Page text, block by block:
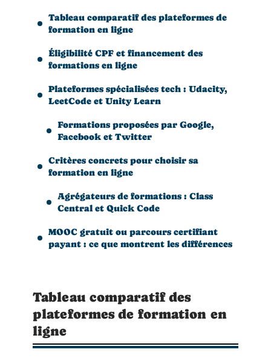
Tableau comparatif des plateformes de
formation en ligne
Éligibilité CPF et financement des
formations en ligne
Plateformes spécialisées tech : Udacity,
LeetCode et Unity Learn
Formations proposées par Google,
Facebook et Twitter
Critères concrets pour choisir sa
formation en ligne
Agrégateurs de formations : Class
Central et Quick Code
MOOC gratuit ou parcours certifiant
payant : ce que montrent les différences
Tableau comparatif des
plateformes de formation en
ligne